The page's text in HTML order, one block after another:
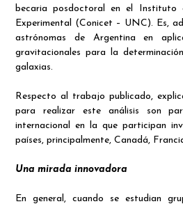
becaria posdoctoral en el Instituto
Experimental (Conicet – UNC). Es,
astrónomas de Argentina en
gravitacionales para la
galaxias.
Respecto al trabajo publicado,
para realizar este análisis son
internacional en la que participan
países, principalmente, Canadá,
Una mirada innovadora
En general, cuando se estudian